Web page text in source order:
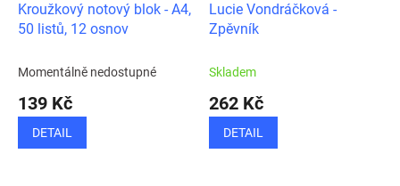
Kroužkový notový blok - A4,
50 listů, 12 osnov
Momentálně nedostupné
139 Kč
DETAIL
Lucie Vondráčková -
Zpěvník
Skladem
262 Kč
DETAIL